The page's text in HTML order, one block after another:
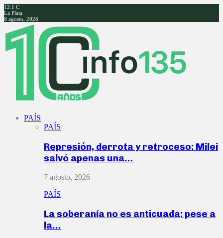
12.1 C
La Plata
8 agosto, 2026
Facebook
Twitter
Instagram
Youtube
PAÍS
PAÍS
Represión, derrota y retroceso: Milei
salvó apenas una…
7 agosto, 2026
PAÍS
La soberanía no es anticuada: pese a
la…